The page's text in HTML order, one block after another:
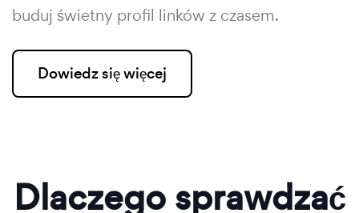
buduj świetny profil linków z czasem.
Dowiedz się więcej
Dlaczego sprawdzać